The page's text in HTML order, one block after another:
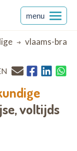
menu
vlaams-
voltijds